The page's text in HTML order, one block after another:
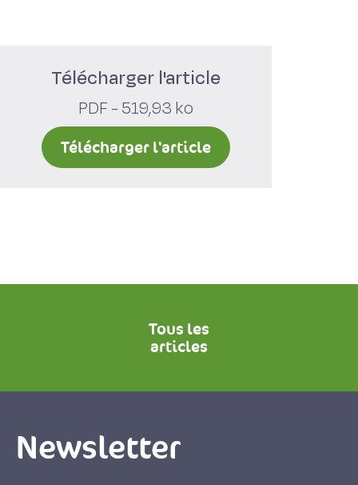
Télécharger l'article
PDF - 519,93 ko
Télécharger l'article
Tous les
articles
Newsletter